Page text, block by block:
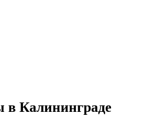
Калининграде